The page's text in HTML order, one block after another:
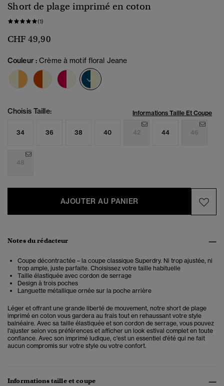
Short de plage imprimé en coton
(1)
CHF 49,90
Couleur :Crème à motif floral Jeane
Choisis Taille: Informations Taille Et Coupe
34 36 38 40 42 44 46
48
AJOUTER AU PANIER
Notes du rédacteur
Coupe décontractée – la coupe classique Superdry. Ni trop ajustée, ni
trop ample, juste parfaite. Choisissez votre taille habituelle
Taille élastiquée avec cordon de serrage
Design à trois poches
Languette métallique ornée sur la poche arrière
Léger et offrant une grande liberté de mouvement, notre short de plage
imprimé en coton vous gardera au frais tout en rehaussant votre style
balnéaire. Avec sa taille élastiquée et son cordon de serrage, vous pouvez
l'ajuster selon vos préférences et afficher un look estival complet en toute
confiance. Avec son imprimé ludique, c'est un essentiel d'été qui ne fait
aucun compromis sur votre style ou votre confort.
Informations taille et coupe